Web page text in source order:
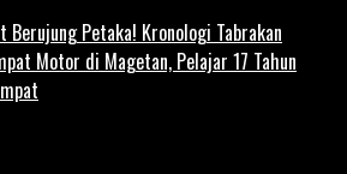
Berujung Petaka! Kronologi Tabrakan
Motor di Magetan, Pelajar 17 Tahun